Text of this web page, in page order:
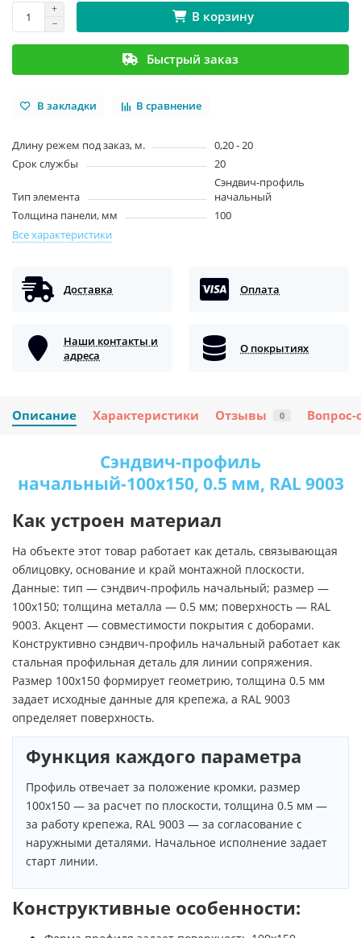
В корзину
Быстрый заказ
В закладки В сравнение
Длину режем под заказ, м.
0,20 - 20
Срок службы
20
Тип элемента
Сэндвич-профиль
начальный
Толщина панели, мм
100
Все характеристики
Доставка Оплата
Наши контакты и
адреса
О покрытиях
Описание Характеристики Отзывы 0 Вопрос-
Сэндвич-профиль
начальный-100х150, 0.5 мм, RAL 9003
Как устроен материал
На объекте этот товар работает как деталь, связывающая
облицовку, основание и край монтажной плоскости.
Данные: тип — сэндвич-профиль начальный; размер —
100х150; толщина металла — 0.5 мм; поверхность — RAL
9003. Акцент — совместимости покрытия с доборами.
Конструктивно сэндвич-профиль начальный работает как
стальная профильная деталь для линии сопряжения.
Размер 100х150 формирует геометрию, толщина 0.5 мм
задает исходные данные для крепежа, а RAL 9003
определяет поверхность.
Функция каждого параметра
Профиль отвечает за положение кромки, размер
100х150 — за расчет по плоскости, толщина 0.5 мм —
за работу крепежа, RAL 9003 — за согласование с
наружными деталями. Начальное исполнение задает
старт линии.
Конструктивные особенности: